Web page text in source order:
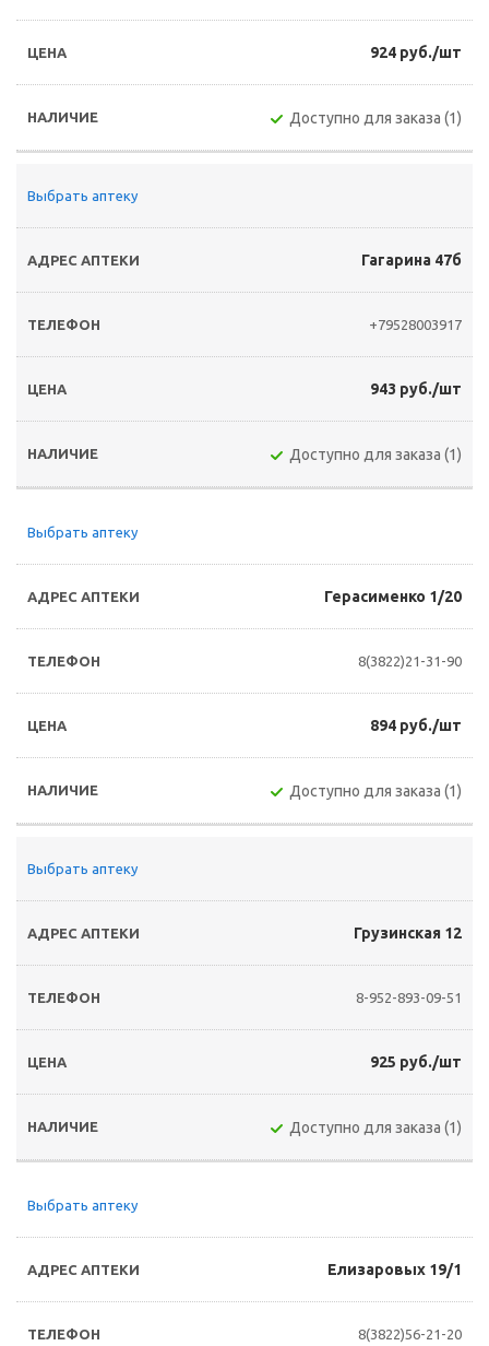
924 руб./шт
Доступно для заказа (1)
Выбрать аптеку
Гагарина 47б
+79528003917
943 руб./шт
Доступно для заказа (1)
Выбрать аптеку
Герасименко 1/20
8(3822)21-31-90
894 руб./шт
Доступно для заказа (1)
Выбрать аптеку
Грузинская 12
8-952-893-09-51
925 руб./шт
Доступно для заказа (1)
Выбрать аптеку
Елизаровых 19/1
8(3822)56-21-20